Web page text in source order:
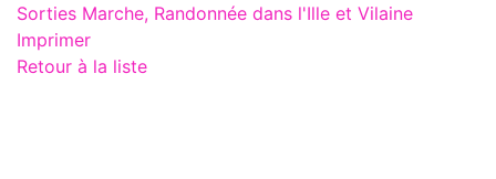
Sorties Marche, Randonnée dans l'Ille et Vilaine
Imprimer
Retour à la liste